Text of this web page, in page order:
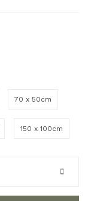
70 x 50cm
150 x 100cm